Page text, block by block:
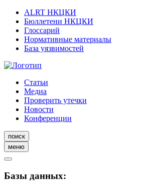
ALRT НКЦКИ
Бюллетени НКЦКИ
Глоссарий
Нормативные материалы
База уязвимостей
Статьи
Медиа
Проверить утечки
Новости
Конференции
поиск
меню
Базы данных: